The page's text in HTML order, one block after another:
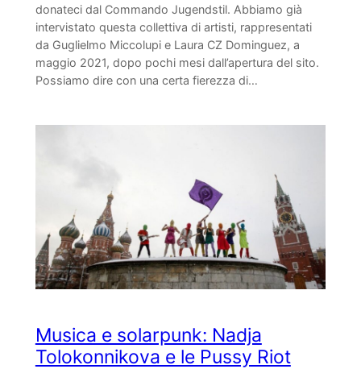
donateci dal Commando Jugendstil. Abbiamo già
intervistato questa collettiva di artisti, rappresentati
da Guglielmo Miccolupi e Laura CZ Dominguez, a
maggio 2021, dopo pochi mesi dall’apertura del sito.
Possiamo dire con una certa fierezza di…
Musica e solarpunk: Nadja
Tolokonnikova e le Pussy Riot